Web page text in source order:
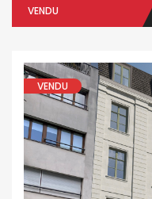
VENDU
VENDU